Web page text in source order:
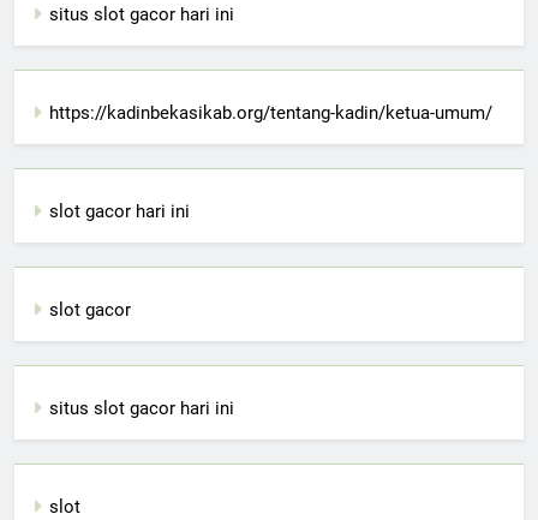
situs slot gacor hari ini
https://kadinbekasikab.org/tentang-kadin/ketua-umum/
slot gacor hari ini
slot gacor
situs slot gacor hari ini
slot